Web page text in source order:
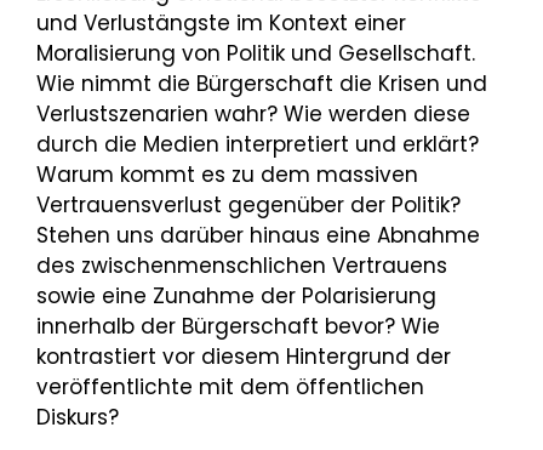
und Verlustängste im Kontext einer
Moralisierung von Politik und Gesellschaft.
Wie nimmt die Bürgerschaft die Krisen und
Verlustszenarien wahr? Wie werden diese
durch die Medien interpretiert und erklärt?
Warum kommt es zu dem massiven
Vertrauensverlust gegenüber der Politik?
Stehen uns darüber hinaus eine Abnahme
des zwischenmenschlichen Vertrauens
sowie eine Zunahme der Polarisierung
innerhalb der Bürgerschaft bevor? Wie
kontrastiert vor diesem Hintergrund der
veröffentlichte mit dem öffentlichen
Diskurs?